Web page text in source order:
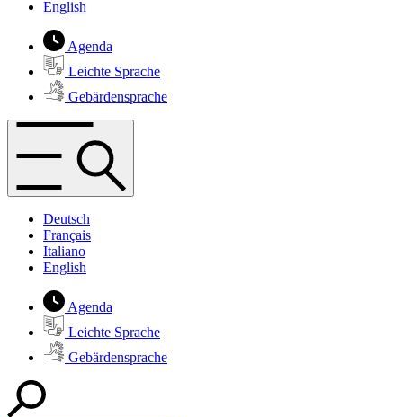
English
Agenda
Leichte Sprache
Gebärdensprache
Deutsch
Français
Italiano
English
Agenda
Leichte Sprache
Gebärdensprache